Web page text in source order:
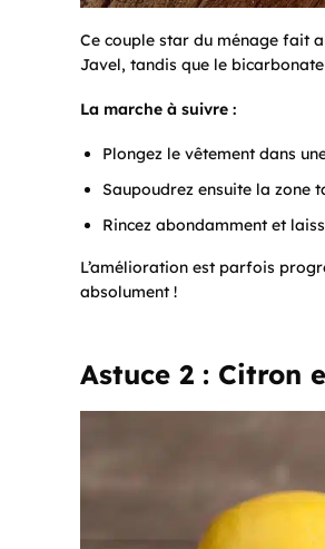
Ce couple star du ménage fait
Javel, tandis que le
La marche à suivre :
Plongez le vêtement dans
Saupoudrez ensuite la zone
Rincez abondamment et
L’amélioration est parfois
absolument !
Astuce 2 : Citron